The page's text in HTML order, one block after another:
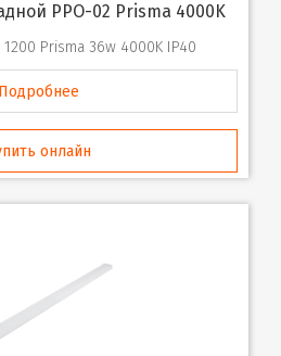
PPO-02 Prisma 4000K
1200 Prisma 36w 4000K IP40
Подробнее
онлайн